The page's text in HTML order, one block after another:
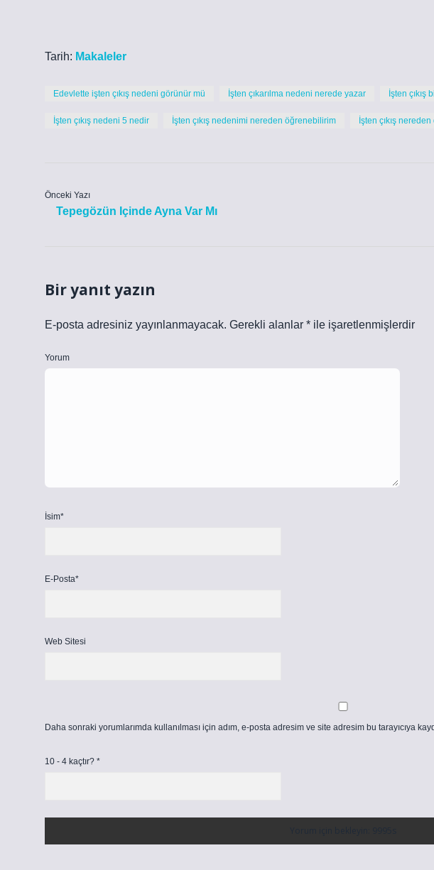
Tarih: Makaleler
Edevlette işten çıkış nedeni görünür mü İşten çıkarılma nedeni nerede yazar İşten
İşten çıkış nedeni 5 nedir İşten çıkış nedenimi nereden öğrenebilirim İşten çıkış
Önceki Yazı
Tepegözün Içinde Ayna Var Mı
Bir yanıt yazın
E-posta adresiniz yayınlanmayacak. Gerekli alanlar * ile işaretlenmişlerdir
Yorum
İsim*
E-Posta*
Web Sitesi
Daha sonraki yorumlarımda kullanılması için adım, e-posta adresim ve site adresim bu tarayıcıya
10 - 4 kaçtır? *